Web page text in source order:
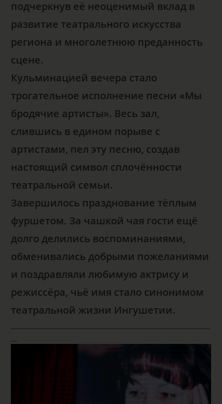
подчеркнув её неоценимый вклад в
развитие театрального искусства
региона и многолетнюю преданность
сцене.
Кульминацией вечера стало
трогательное исполнение песни «Мы
бродячие артисты». Весь зал,
слившись в едином порыве с
артистами, пел эту песню, создав
настоящий символ сплочённости
театральной семьи.
Завершилось празднование тёплым
фуршетом. За чашкой чая гости ещё
долго делились воспоминаниями,
обменивались добрыми пожеланиями
и поздравляли любимую актрису и
режиссёра, чьё имя стало синонимом
театральной жизни Ингушетии.